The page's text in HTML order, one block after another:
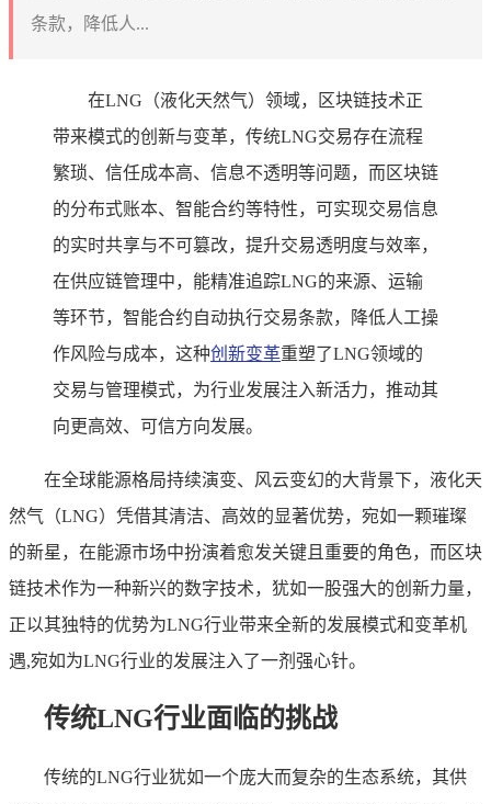
条款，降低人...
在LNG（液化天然气）领域，区块链技术正
带来模式的创新与变革，传统LNG交易存在流程
繁琐、信任成本高、信息不透明等问题，而区块链
的分布式账本、智能合约等特性，可实现交易信息
的实时共享与不可篡改，提升交易透明度与效率，
在供应链管理中，能精准追踪LNG的来源、运输
等环节，智能合约自动执行交易条款，降低人工操
作风险与成本，这种创新变革重塑了LNG领域的
交易与管理模式，为行业发展注入新活力，推动其
向更高效、可信方向发展。
在全球能源格局持续演变、风云变幻的大背景下，液化天
然气（LNG）凭借其清洁、高效的显著优势，宛如一颗璀璨
的新星，在能源市场中扮演着愈发关键且重要的角色，而区块
链技术作为一种新兴的数字技术，犹如一股强大的创新力量，
正以其独特的优势为LNG行业带来全新的发展模式和变革机
遇,宛如为LNG行业的发展注入了一剂强心针。
传统LNG行业面临的挑战
传统的LNG行业犹如一个庞大而复杂的生态系统，其供